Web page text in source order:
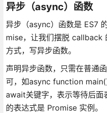
异步（async）函数
异步（async）函数是 ES7
mise，让我们摆脱 callback
方式，写异步函数。
声明异步函数，只需在普通
可，如async function
await关键字，表示等待后面
的表达式是 Promise 实例。